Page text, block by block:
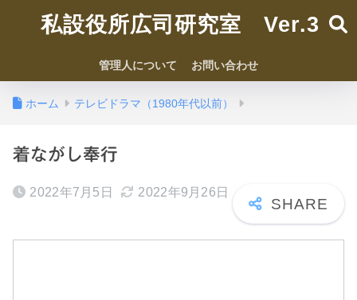
私設役所広司研究室 Ver.3
管理人について お問い合わせ
ホーム テレビドラマ（1980年代以前）
着ながし奉行
2022年7月5日 2022年9月26日